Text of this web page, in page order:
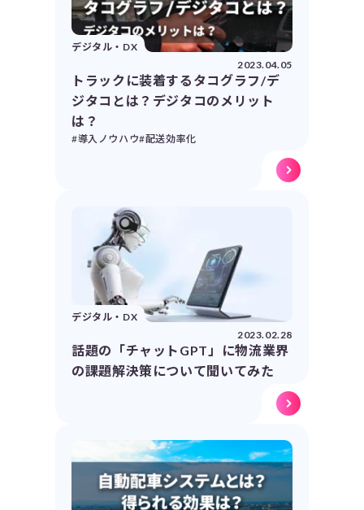
デジタル・DX
2023.04.05
トラックに装着するタコグラフ/デ
ジタコとは？デジタコのメリット
は？
#導入ノウハウ#配送効率化
デジタル・DX
2023.02.28
話題の「チャットGPT」に物流業界
の課題解決策について聞いてみた